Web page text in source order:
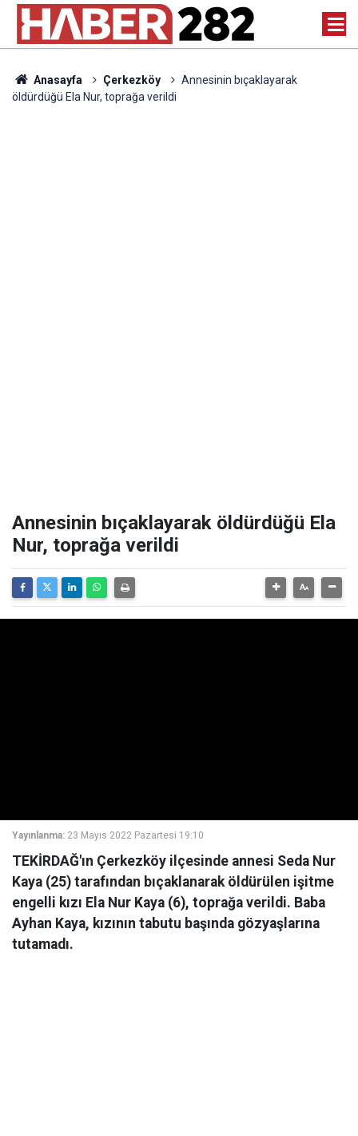
Anasayfa Çerkezköy
Annesinin bıçaklayarak
öldürdüğü Ela Nur, toprağa verildi
Annesinin bıçaklayarak öldürdüğü Ela
Nur, toprağa verildi
Yayınlanma: 23 Mayıs 2022 Pazartesi 19:10
TEKİRDAĞ'ın Çerkezköy ilçesinde annesi Seda Nur
Kaya (25) tarafından bıçaklanarak öldürülen işitme
engelli kızı Ela Nur Kaya (6), toprağa verildi. Baba
Ayhan Kaya, kızının tabutu başında gözyaşlarına
tutamadı.